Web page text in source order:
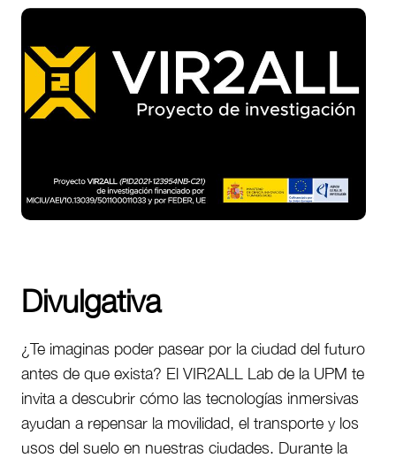
Divulgativa
¿Te imaginas poder pasear por la ciudad del futuro
antes de que exista? El VIR2ALL Lab de la UPM te
invita a descubrir cómo las tecnologías inmersivas
ayudan a repensar la movilidad, el transporte y los
usos del suelo en nuestras ciudades. Durante la